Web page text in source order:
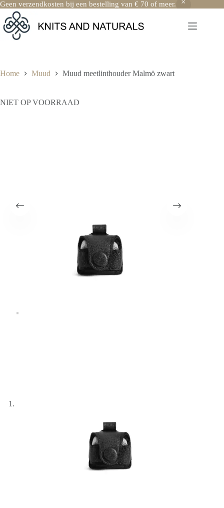
Geen verzendkosten bij een bestelling van € 70 of meer.
naar
de
inhoud
Home Muud Muud meetlinthouder Malmö zwart
NIET OP VOORRAAD